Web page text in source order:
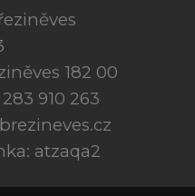
182 00
910 263
atzaqa2